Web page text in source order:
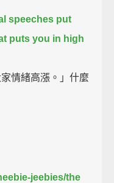
speeches put
puts you in high
情緒高漲。」什麼
jeebies/the